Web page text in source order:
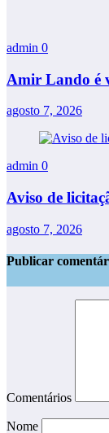
admin 0
Amir Lando é
agosto 7, 2026
admin 0
Aviso de
agosto 7, 2026
Publicar
Comentários
Nome